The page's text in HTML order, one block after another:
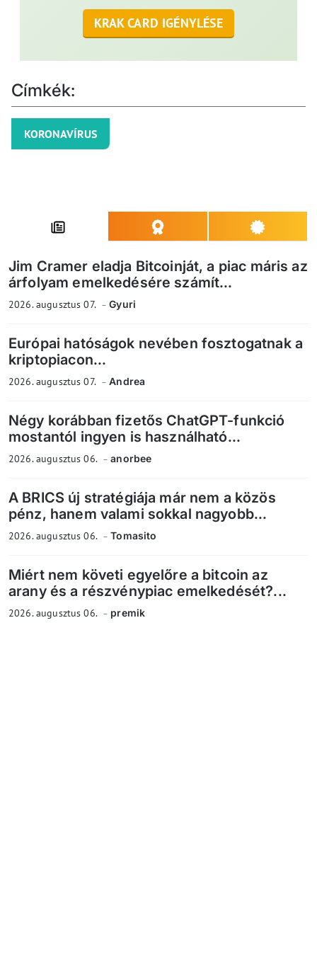
KRAK CARD IGÉNYLÉSE
Címkék:
KORONAVÍRUS
Jim Cramer eladja Bitcoinját, a piac máris az
árfolyam emelkedésére számít...
2026. augusztus 07. Gyuri
Európai hatóságok nevében fosztogatnak a
kriptopiacon...
2026. augusztus 07. Andrea
Négy korábban fizetős ChatGPT-funkció
mostantól ingyen is használható...
2026. augusztus 06. anorbee
A BRICS új stratégiája már nem a közös
pénz, hanem valami sokkal nagyobb...
2026. augusztus 06. Tomasito
Miért nem követi egyelőre a bitcoin az
arany és a részvénypiac emelkedését?...
2026. augusztus 06. premik